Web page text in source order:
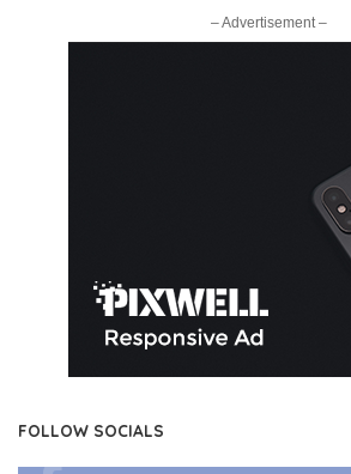
– Advertisement –
FOLLOW SOCIALS